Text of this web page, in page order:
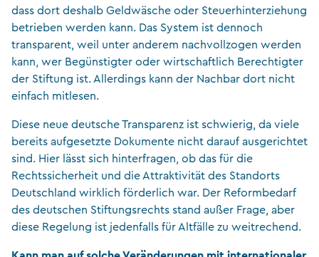
dass dort deshalb Geldwäsche oder Steuerhinterziehung
betrieben werden kann. Das System ist dennoch
transparent, weil unter anderem nachvollzogen werden
kann, wer Begünstigter oder wirtschaftlich Berechtigter
der Stiftung ist. Allerdings kann der Nachbar dort nicht
einfach mitlesen.
Diese neue deutsche Transparenz ist schwierig, da viele
bereits aufgesetzte Dokumente nicht darauf ausgerichtet
sind. Hier lässt sich hinterfragen, ob das für die
Rechtssicherheit und die Attraktivität des Standorts
Deutschland wirklich förderlich war. Der Reformbedarf
des deutschen Stiftungsrechts stand außer Frage, aber
diese Regelung ist jedenfalls für Altfälle zu weitrechend.